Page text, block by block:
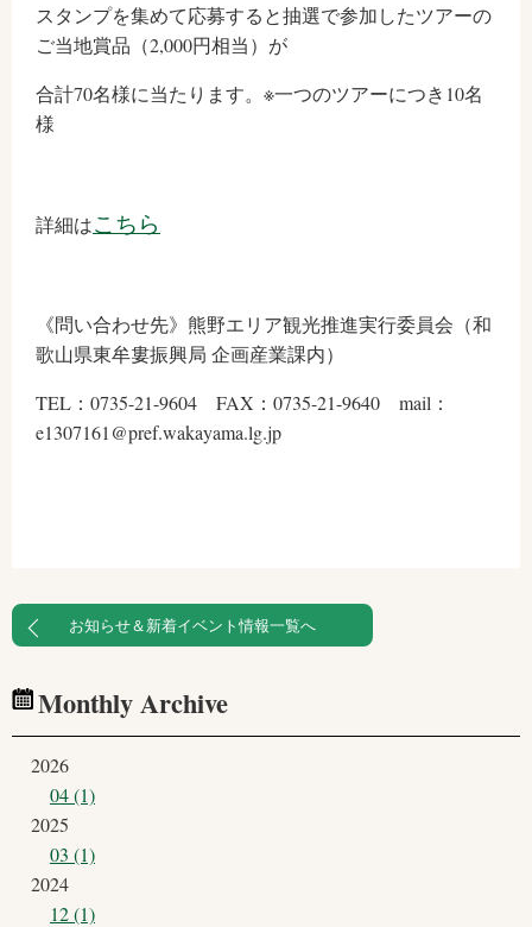
スタンプを集めて応募すると抽選で参加したツアーの
ご当地賞品（2,000円相当）が
合計70名様に当たります。※一つのツアーにつき10名
様
詳細はこちら
《問い合わせ先》熊野エリア観光推進実行委員会（和
歌山県東牟婁振興局 企画産業課内）
TEL：0735-21-9604 FAX：0735-21-9640 mail：
e1307161@pref.wakayama.lg.jp
お知らせ＆新着イベント情報一覧へ
Monthly Archive
2026
04 (1)
2025
03 (1)
2024
12 (1)